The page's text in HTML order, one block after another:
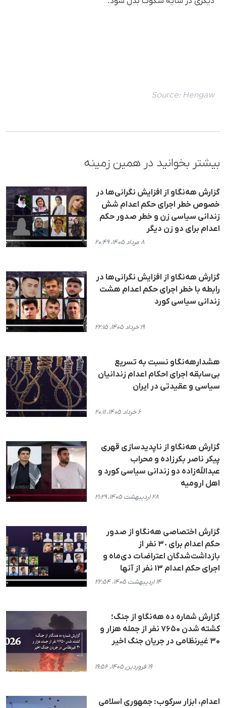
Source: Hengaw
بیشتر بخوانید در همین زمینه
گزارش هه‌نگاو از افزایش نگرانی‌ها در
خصوص خطر اجرای حکم اعدام شش
زندانی سیاسی زن و خطر صدور حکم
اعدام برای دو زن دیگر
۸ مرداد ۱۴۰۵، ۲۰:۴۹
گزارش هه‌نگاو از افزایش نگرانی‌ها در
رابطە با خطر اجرای حکم اعدام هشت
زندانی سیاسی کورد
۱۹ خرداد ۱۴۰۵، ۲۲:۱۵
هشدارهه‌نگاو نسبت به تسریع
بی‌سابقه اجرای احکام اعدام زندانیان
سیاسی و عقیدتی در ایران
۶ خرداد ۱۴۰۵، ۲۰:۱۱
گزارش هه‌نگاو از ناپدیدسازی قهری
پیکر ناصر بکرزاده و محراب
عبدالله‌زاده دو زندانی سیاسی کورد و
اهل ارومیه
۲۸ اردیبهشت ۱۴۰۵، ۲۱:۲۹
گزارش اختصاصی هه‌نگاو از صدور
حکم اعدام برای ٣٠ نفر از
بازداشت‌شدگان اعتراضات دی‌ماه و
اجرای حکم اعدام ١٣ نفر از آنها
۱۴ اردیبهشت ۱۴۰۵، ۲۲:۵۴
گزارش شماره ده هه‌نگاو از جنگ؛
کشته شدن ۷۶۵۰ نفر از جمله هزار و
۳۰ غیرنظامی در جریان جنگ اخیر
۱۹ فروردین ۱۴۰۵، ۱۹:۵۶
اعدام، ابزار سرکوب: جمهوری اسلامی